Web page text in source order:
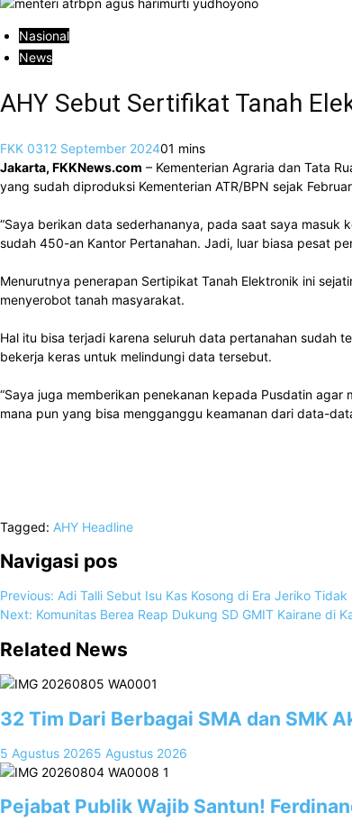
Nasional
News
AHY Sebut Sertifikat Tanah
FKK 0312 September 202401 mins
Jakarta, FKKNews.com – Kementerian Agraria dan Tata
yang sudah diproduksi Kementerian ATR/BPN sejak
“Saya berikan data sederhananya, pada saat saya masuk
sudah 450-an Kantor Pertanahan. Jadi, luar biasa pesat
Menurutnya penerapan Sertipikat Tanah Elektronik ini
menyerobot tanah masyarakat.
Hal itu bisa terjadi karena seluruh data pertanahan sudah
bekerja keras untuk melindungi data tersebut.
“Saya juga memberikan penekanan kepada Pusdatin
mana pun yang bisa mengganggu keamanan dari data-
Tagged: AHY Headline
Navigasi pos
Previous: Adi Talli Sebut Isu Kas Kosong di Era Jeriko
Next: Komunitas Berea Reap Dukung SD GMIT Kairane di
Related News
32 Tim Dari Berbagai SMA dan SMK
5 Agustus 20265 Agustus 2026
Pejabat Publik Wajib Santun!